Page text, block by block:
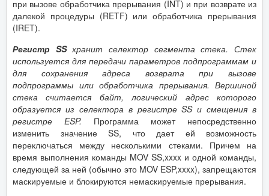
при вызове обработчика прерывания (INT) и при возврате из
далекой процедуры (RETF) или обработчика прерывания
(IRET).
Регистр SSхранит селектор сегмента стека. Стек
используется для передачи параметров подпрограммам и
для сохранения адреса возврата при вызове
подпрограммы или обработчика прерывания. Вершиной
стека считается байт, логический адрес которого
образуется из селектора в регистре SS и смещения в
регистре ESP. Программа может непосредственно
изменить значение SS, что дает ей возможность
переключаться между несколькими стеками. Причем на
время выполнения команды MOV SS,xxxx и одной команды,
следующей за ней (обычно это MOV ESP,xxxx), запрещаются
маскируемые и блокируются немаскируемые прерывания.